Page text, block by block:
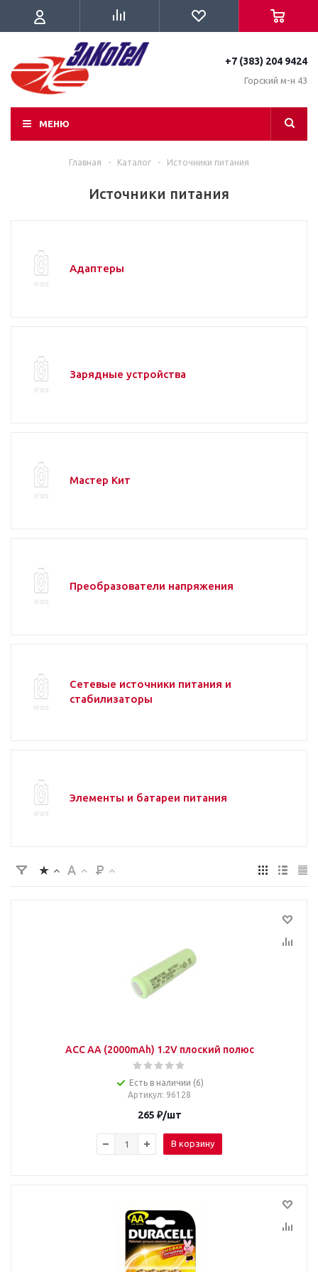
+7 (383) 204 9424
Горский м-н 43
МЕНЮ
Главная - Каталог - Источники питания
Источники питания
Адаптеры
Зарядные устройства
Мастер Кит
Преобразователи напряжения
Сетевые источники питания и
стабилизаторы
Элементы и батареи питания
ACC AA (2000mAh) 1.2V плоский полюс
Есть в наличии (6)
Артикул: 96128
265 ₽/шт
В корзину